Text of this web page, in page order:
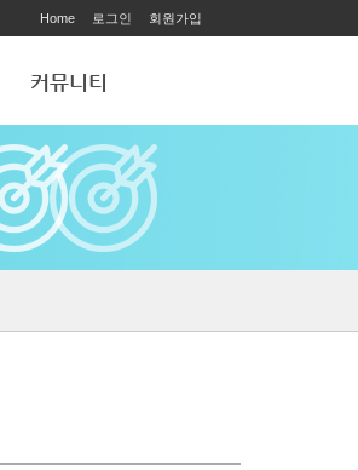
Home 로그인 회원가입
커뮤니티
공지사항
ART ACADEMY